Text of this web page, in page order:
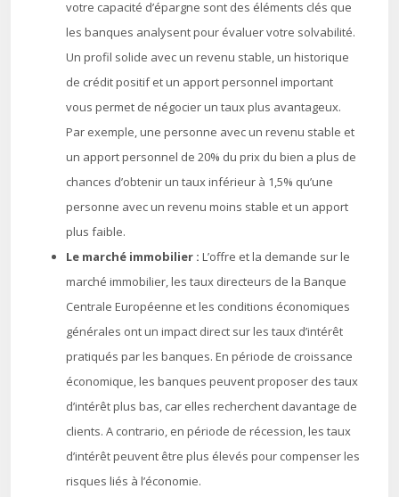
votre capacité d’épargne sont des éléments clés que
les banques analysent pour évaluer votre solvabilité.
Un profil solide avec un revenu stable, un historique
de crédit positif et un apport personnel important
vous permet de négocier un taux plus avantageux.
Par exemple, une personne avec un revenu stable et
un apport personnel de 20% du prix du bien a plus de
chances d’obtenir un taux inférieur à 1,5% qu’une
personne avec un revenu moins stable et un apport
plus faible.
Le marché immobilier : L’offre et la demande sur le
marché immobilier, les taux directeurs de la Banque
Centrale Européenne et les conditions économiques
générales ont un impact direct sur les taux d’intérêt
pratiqués par les banques. En période de croissance
économique, les banques peuvent proposer des taux
d’intérêt plus bas, car elles recherchent davantage de
clients. A contrario, en période de récession, les taux
d’intérêt peuvent être plus élevés pour compenser les
risques liés à l’économie.